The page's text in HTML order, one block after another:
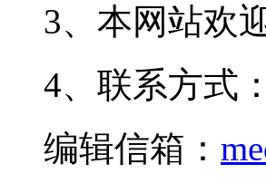
3、本网站欢
4、联系方式：
编辑信箱：